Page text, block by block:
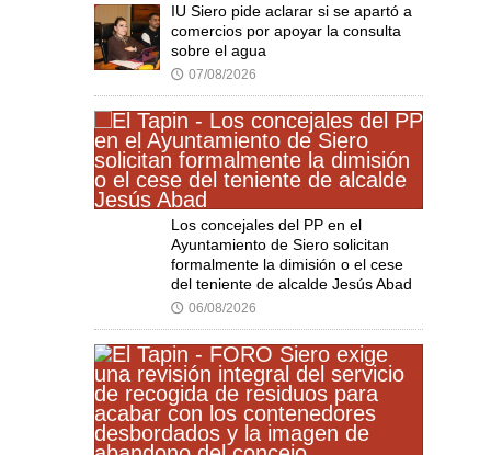
IU Siero pide aclarar si se apartó a
comercios por apoyar la consulta
sobre el agua
🕔 07/08/2026
Los concejales del PP en el
Ayuntamiento de Siero solicitan
formalmente la dimisión o el cese
del teniente de alcalde Jesús Abad
🕔 06/08/2026